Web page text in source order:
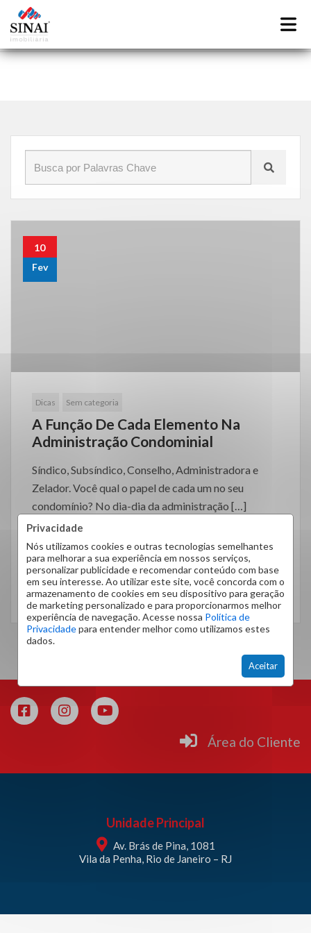
Início» Blog
qual a função de cada elemento na administração
condominial
Privacidade
Nós utilizamos cookies e outras tecnologias semelhantes
para melhorar a sua experiência em nossos serviços,
personalizar publicidade e recomendar conteúdo com base
em seu interesse. Ao utilizar este site, você concorda com o
armazenamento de cookies em seu dispositivo para geração
de marketing personalizado e para proporcionarmos melhor
experiência de navegação. Acesse nossa Política de
Privacidadepara entender melhor como utilizamos estes
dados.
Aceitar
10
Fev
Dicas Sem categoria
A Função De Cada Elemento Na
Administração Condominial
Síndico, Subsíndico, Conselho, Administradora e
Zelador. Você qual o papel de cada um no seu
condomínio? No dia-dia da administração […]
LEIA MAIS
Área do Cliente
Unidade Principal
Av. Brás de Pina, 1081
Vila da Penha, Rio de Janeiro – RJ